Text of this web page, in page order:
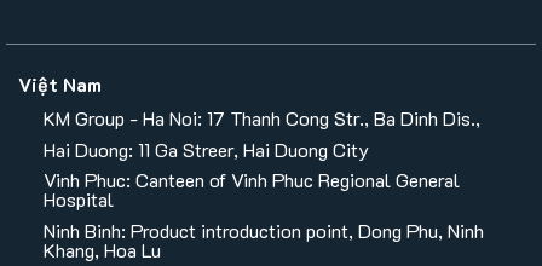
Việt Nam
KM Group - Ha Noi: 17 Thanh Cong Str., Ba Dinh Dis.,
Hai Duong: 11 Ga Streer, Hai Duong City
Vinh Phuc: Canteen of Vinh Phuc Regional General
Hospital
Ninh Binh: Product introduction point, Dong Phu, Ninh
Khang, Hoa Lu